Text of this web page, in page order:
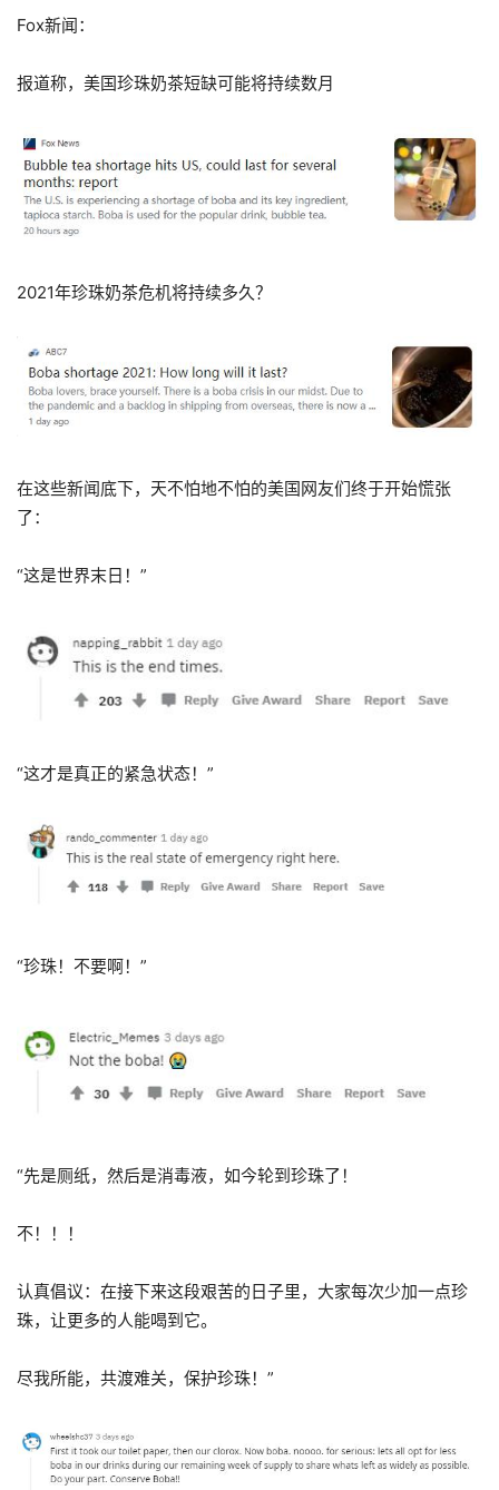
Fox新闻：
报道称，美国珍珠奶茶短缺可能将持续数月
2021年珍珠奶茶危机将持续多久？
在这些新闻底下，天不怕地不怕的美国网友们终于开始慌张
了：
“这是世界末日！”
“这才是真正的紧急状态！”
“珍珠！不要啊！”
“先是厕纸，然后是消毒液，如今轮到珍珠了！
不！！！
认真倡议：在接下来这段艰苦的日子里，大家每次少加一点珍
珠，让更多的人能喝到它。
尽我所能，共渡难关，保护珍珠！”